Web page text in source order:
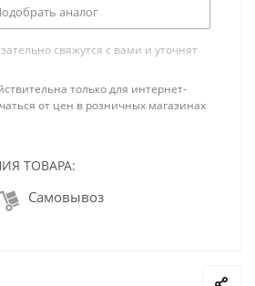
аналог
свяжутся с вами и уточнят
только для интернет-
от цен в розничных магазинах
ТОВАРА:
Самовывоз